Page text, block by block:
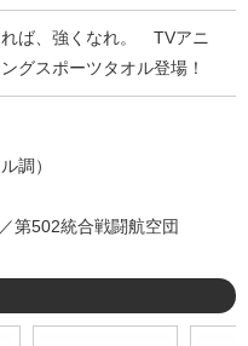
れば、強くなれ。 TVアニ
グスポーツタオル登場！
調）
第502統合戦闘航空団